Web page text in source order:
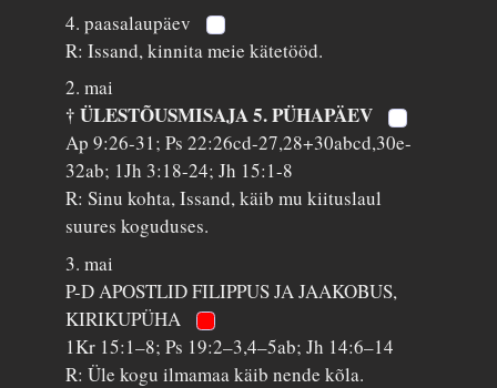
4. paasalaupäev
R: Issand, kinnita meie kätetööd.
2. mai
† ÜLESTÕUSMISAJA 5. PÜHAPÄEV
Ap 9:26-31; Ps 22:26cd-27,28+30abcd,30e-
32ab; 1Jh 3:18-24; Jh 15:1-8
R: Sinu kohta, Issand, käib mu kiituslaul
suures koguduses.
3. mai
P-D APOSTLID FILIPPUS JA JAAKOBUS,
KIRIKUPÜHA
1Kr 15:1–8; Ps 19:2–3,4–5ab; Jh 14:6–14
R: Üle kogu ilmamaa käib nende kõla.